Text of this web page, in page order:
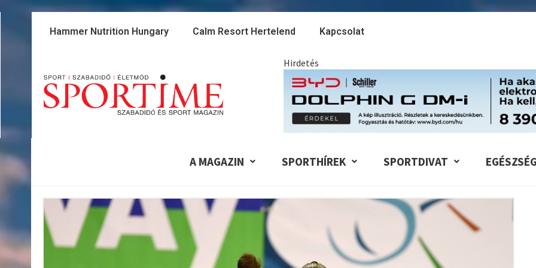
Hammer Nutrition Hungary Calm Resort Hertelend Kapcsolat
Hirdetés
A MAGAZIN SPORTHÍREK SPORTDIVAT EGÉSZSÉG